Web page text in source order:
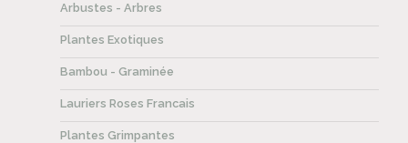
Arbustes - Arbres
Plantes Exotiques
Bambou - Graminée
Lauriers Roses Francais
Plantes Grimpantes